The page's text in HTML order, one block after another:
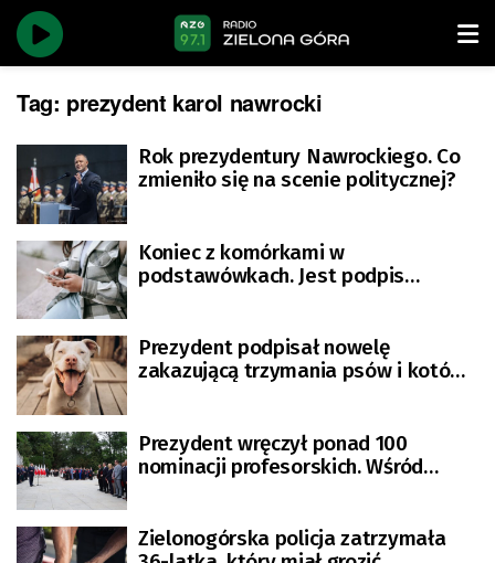
Tag: prezydent karol nawrocki
Rok prezydentury Nawrockiego. Co
zmieniło się na scenie politycznej?
Koniec z komórkami w
podstawówkach. Jest podpis
Prezydent podpisał nowelę
zakazującą trzymania psów i kotów
Prezydent wręczył ponad 100
nominacji profesorskich. Wśród
Zielonogórska policja zatrzymała